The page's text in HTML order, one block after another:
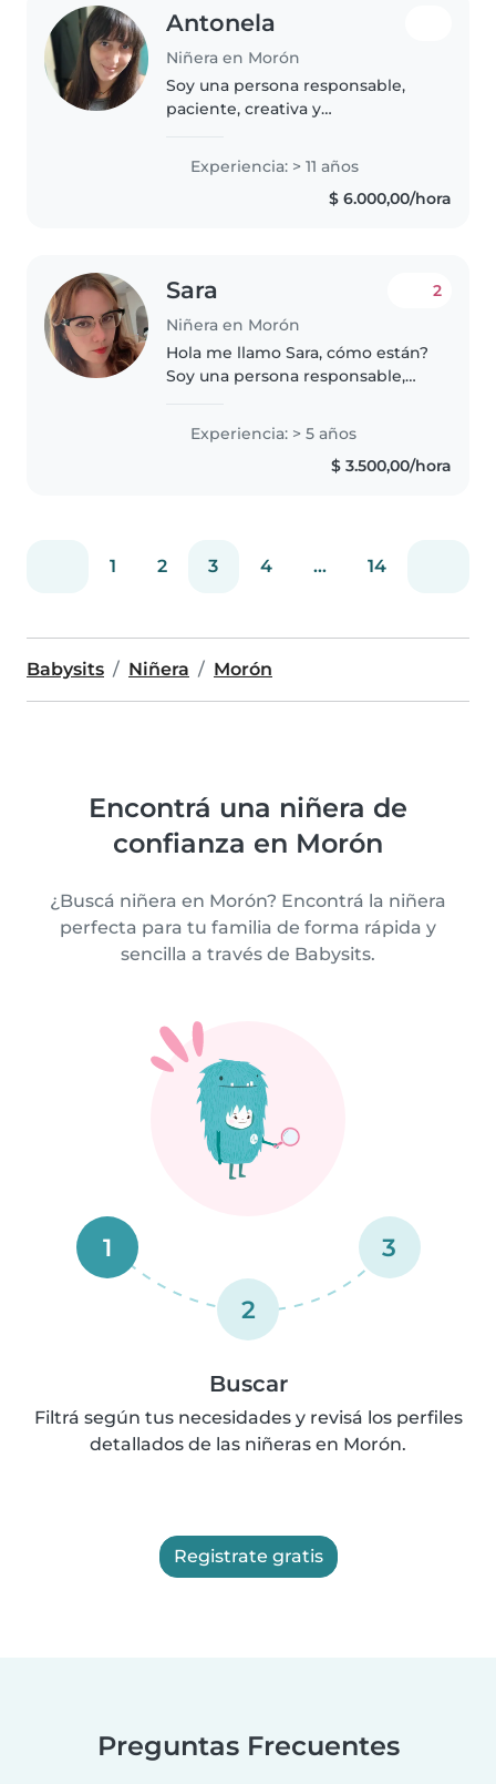
Antonela
Niñera en Morón
Soy una persona responsable,
paciente, creativa y
infantil. Tengo amplia
experiencia en el cuidado de
bebés y niños de distintas
Experiencia: > 11 años
$ 6.000,00/hora
Sara
Niñera en Morón
2
Hola me llamo Sara, cómo están?
Soy una persona responsable,
cuidado infantil. Me destaco por
brindar atención, contención y
un ambiente seguro y
Experiencia: > 5 años
$ 3.500,00/hora
1 2 3 4 ... 14
Babysits Niñera Morón
Encontrá una niñera de
confianza en Morón
¿Buscá niñera en Morón? Encontrá la niñera
perfecta para tu familia de forma rápida y
sencilla a través de Babysits.
1
2
3
Buscar
Filtrá según tus necesidades y revisá los perfiles
detallados de las niñeras en Morón.
Registrate gratis
Preguntas Frecuentes